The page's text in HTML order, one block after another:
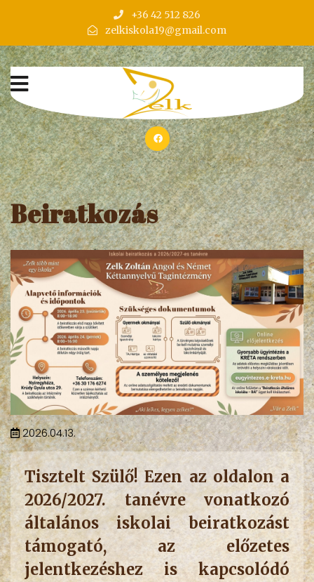
+36 42 512 826
zelkiskola19@gmail.com
Beiratkozás
2026.04.13.
Tisztelt Szülő! Ezen az oldalon a
2026/2027. tanévre vonatkozó
általános iskolai beiratkozást
támogató, az előzetes
jelentkezéshez is kapcsolódó